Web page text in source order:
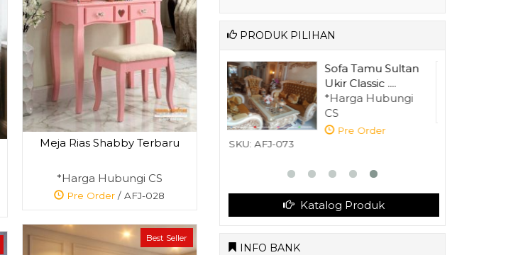
Meja Rias Shabby Terbaru
*Harga Hubungi CS
Pre Order / AFJ-028
Best Seller
PRODUK PILIHAN
Sofa Tamu Sultan
Ukir Classic ....
*Harga Hubungi
CS
Pre Order
SKU: AFJ-073
Set Tempat Tidur
Klasik Minima....
*Harga Hubungi
CS
Pre Order
SKU: AFJ-073
Katalog Produk
INFO BANK